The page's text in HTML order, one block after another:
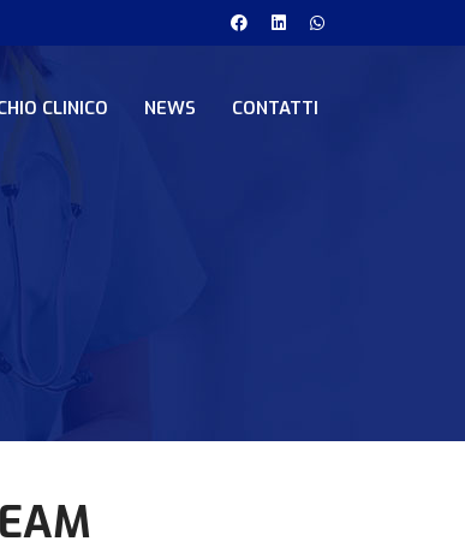
CLINICO NEWS CONTATTI